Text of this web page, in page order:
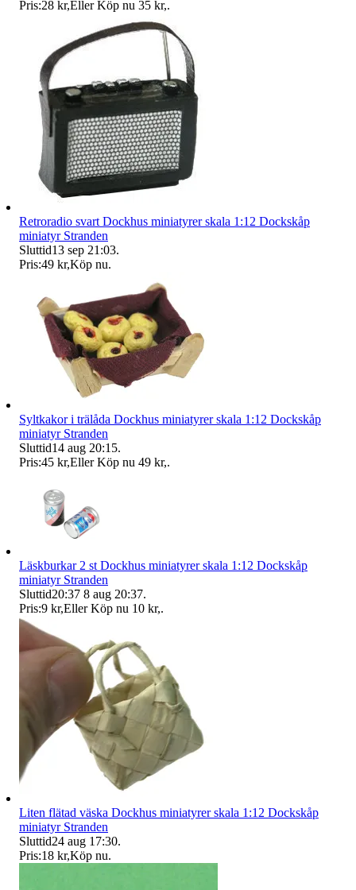
Pris:28 kr,Eller Köp nu 35 kr,.
Retroradio svart Dockhus miniatyrer skala 1:12 Dockskåp
miniatyr Stranden
Sluttid13 sep 21:03.
Pris:49 kr,Köp nu.
Syltkakor i trälåda Dockhus miniatyrer skala 1:12 Dockskåp
miniatyr Stranden
Sluttid14 aug 20:15.
Pris:45 kr,Eller Köp nu 49 kr,.
Läskburkar 2 st Dockhus miniatyrer skala 1:12 Dockskåp
miniatyr Stranden
Sluttid20:37 8 aug 20:37.
Pris:9 kr,Eller Köp nu 10 kr,.
Liten flätad väska Dockhus miniatyrer skala 1:12 Dockskåp
miniatyr Stranden
Sluttid24 aug 17:30.
Pris:18 kr,Köp nu.